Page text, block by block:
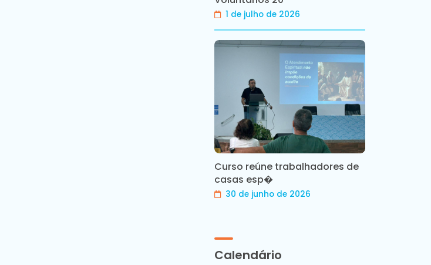
1 de julho de 2026
Curso reúne trabalhadores de
casas esp�
30 de junho de 2026
Calendário